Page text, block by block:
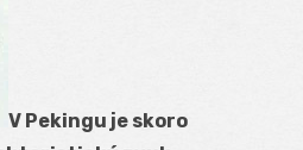
V Pekingu je skoro